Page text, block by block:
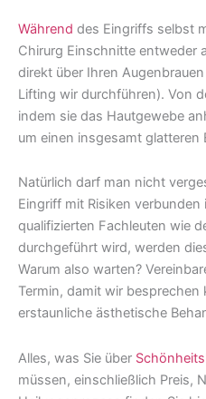
Während des Eingriffs selbst
Chirurg Einschnitte entweder
direkt über Ihren
Lifting wir durchführen). Von
indem sie das Hautgewebe
um einen insgesamt glatteren
Natürlich darf man nicht
Eingriff mit Risiken
qualifizierten Fachleuten wie
durchgeführt wird, werden
Warum also warten?
Termin, damit wir besprechen
erstaunliche ästhetische
Alles, was Sie über
müssen, einschließlich Preis,